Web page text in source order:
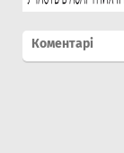
Коментарі